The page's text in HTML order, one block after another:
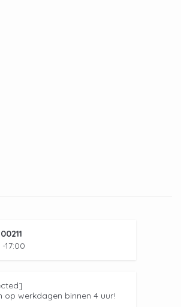
17:00
op werkdagen binnen 4 uur!